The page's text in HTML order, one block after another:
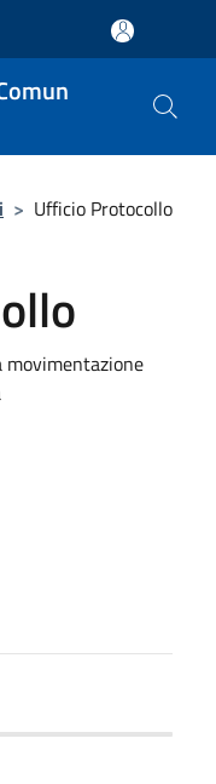
> Ufficio Protocollo
movimentazione